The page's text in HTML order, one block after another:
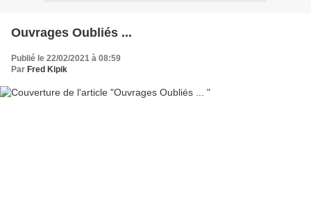
Ouvrages Oubliés ...
Publié le 22/02/2021 à 08:59
Par Fred Kipik